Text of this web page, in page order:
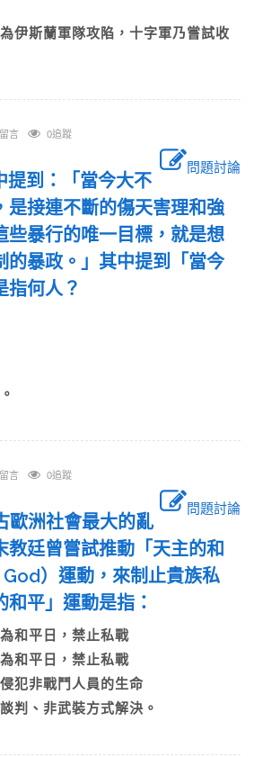
伊斯蘭軍隊攻陷，十字軍乃嘗試收
言 0追蹤
問題討論
提到：「當今大不
是接連不斷的傷天害理和強
些暴行的唯一目標，就是想
的暴政。」其中提到「當今
指何人？
言 0追蹤
問題討論
歐洲社會最大的亂
教廷曾嘗試推動「天主的和
）運動，來制止貴族私
和平」運動是指：
和平日，禁止私戰
和平日，禁止私戰
犯非戰鬥人員的生命
判、非武裝方式解決。